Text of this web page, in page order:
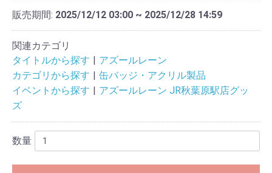
販売期間: 2025/12/12 03:00 ~ 2025/12/28 14:59
関連カテゴリ
タイトルから探す
アズールレーン
カテゴリから探す
缶バッジ・アクリル製品
イベントから探す
アズールレーン JR秋葉原駅店グッ
ズ
数量